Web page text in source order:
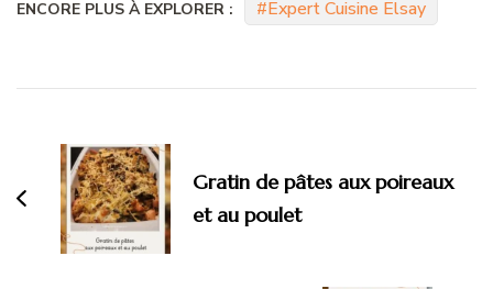
ENCORE PLUS À EXPLORER : Expert Cuisine Elsay
d'article
Gratin de pâtes aux poireaux
et au poulet